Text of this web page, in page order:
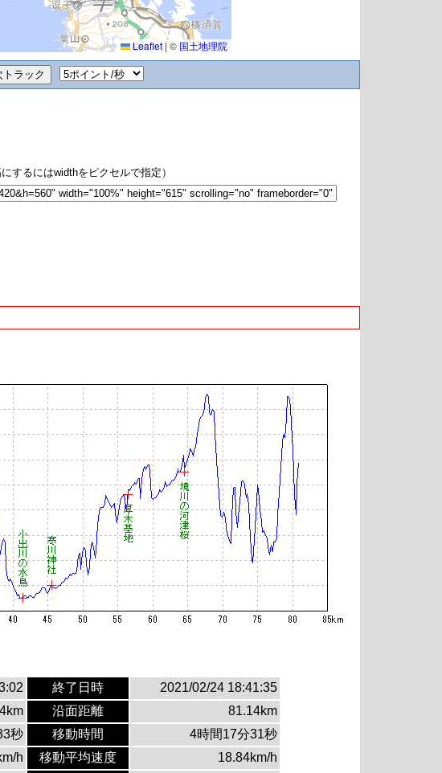
Leaflet | © 国土地理院
るにはwidthをピクセルで指定）
終了日時
2021/02/24 18:41:35
沿面距離
81.14km
秒 移動時間
4時間17分31秒
h 移動平均速度
18.84km/h